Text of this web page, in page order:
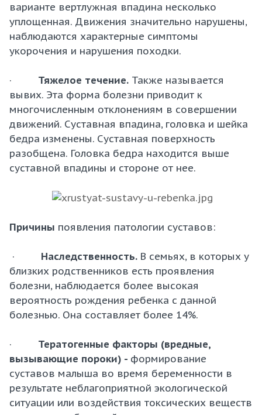
варианте вертлужная впадина несколько
уплощенная. Движения значительно нарушены,
наблюдаются характерные симптомы
укорочения и нарушения походки.
· Тяжелое течение. Также называется
вывих. Эта форма болезни приводит к
многочисленным отклонениям в совершении
движений. Суставная впадина, головка и шейка
бедра изменены. Суставная поверхность
разобщена. Головка бедра находится выше
суставной впадины и стороне от нее.
Причины появления патологии суставов:
· Наследственность. В семьях, в которых у
близких родственников есть проявления
болезни, наблюдается более высокая
вероятность рождения ребенка с данной
болезнью. Она составляет более 14%.
· Тератогенные факторы (вредные,
вызывающие пороки) - формирование
суставов малыша во время беременности в
результате неблагоприятной экологической
ситуации или воздействия токсических веществ